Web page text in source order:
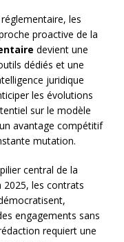
les
proactive de la
devient une
dédiés et une
juridique
les évolutions
sur le modèle
avantage compétitif
mutation.
central de la
2025, les contrats
engagements sans
requiert une